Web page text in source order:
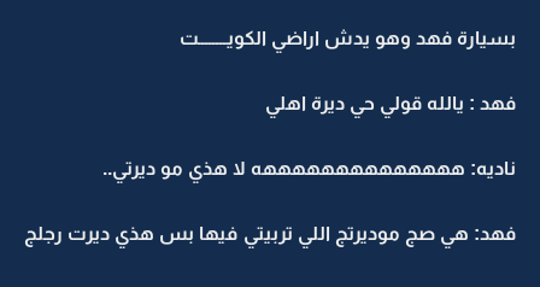
بسيارة فهد وهو يدش اراضي الكويــــــــت
فهد : يالله قولي حي ديرة اهلي
ناديه: ههههههههههههههه لا هذي مو ديرتي..
فهد: هي صج موديرتج اللي تربيتي فيها بس هذي ديرت رجلج